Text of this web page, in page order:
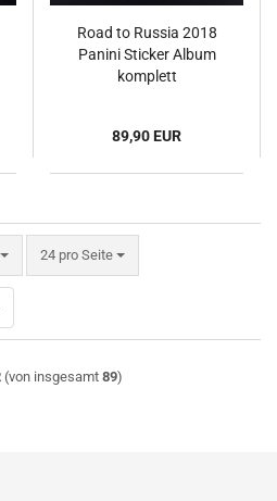
Road to Russia 2018
Panini Sticker Album
komplett
89,90 EUR
24 pro Seite
pro Seite
(von insgesamt 89)